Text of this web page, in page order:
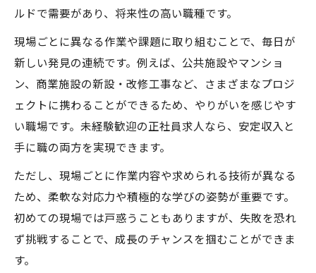
ルドで需要があり、将来性の高い職種です。
現場ごとに異なる作業や課題に取り組むことで、毎日が
新しい発見の連続です。例えば、公共施設やマンショ
ン、商業施設の新設・改修工事など、さまざまなプロジ
ェクトに携わることができるため、やりがいを感じやす
い職場です。未経験歓迎の正社員求人なら、安定収入と
手に職の両方を実現できます。
ただし、現場ごとに作業内容や求められる技術が異なる
ため、柔軟な対応力や積極的な学びの姿勢が重要です。
初めての現場では戸惑うこともありますが、失敗を恐れ
ず挑戦することで、成長のチャンスを掴むことができま
す。